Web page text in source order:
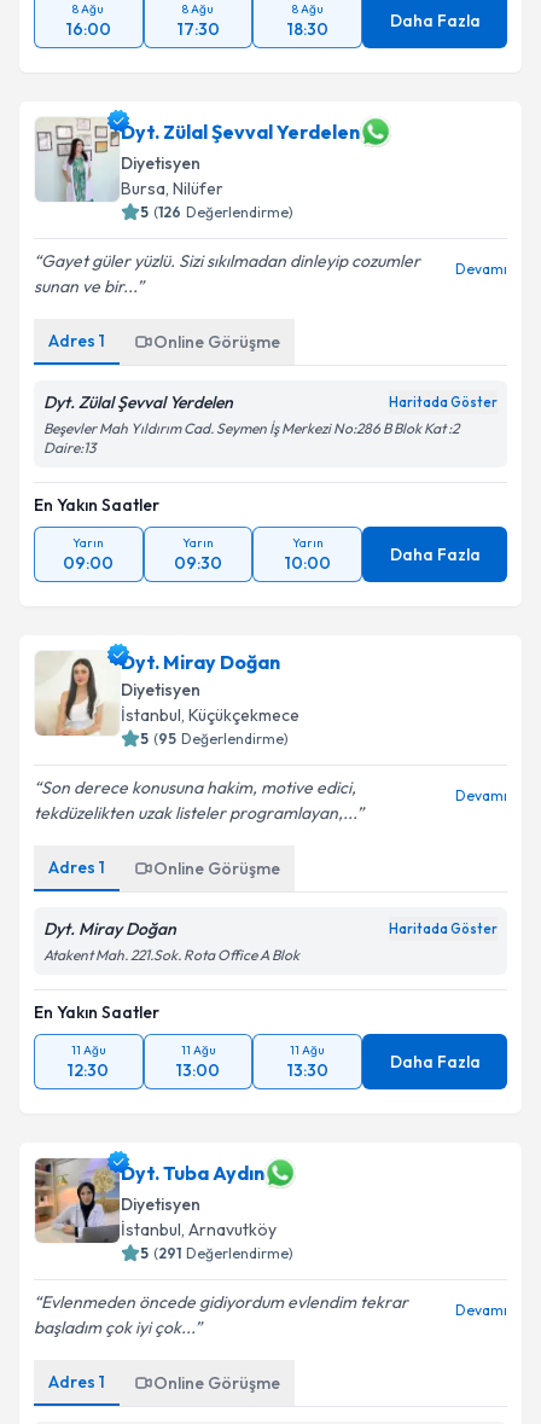
8 Ağu
16:00
8 Ağu
17:30
8 Ağu
18:30 Daha Fazla
Dyt. Zülal Şevval Yerdelen
Diyetisyen
Bursa, Nilüfer
5 (126 Değerlendirme)
Gayet güler yüzlü. Sizi sıkılmadan dinleyip cozumler
sunan ve bir...
Devamı
Adres 1 Online Görüşme
Dyt. Zülal Şevval Yerdelen Haritada Göster
Beşevler Mah Yıldırım Cad. Seymen İş Merkezi No:286 B Blok Kat :2
Daire:13
En Yakın Saatler
Yarın
09:00
Yarın
09:30
Yarın
10:00 Daha Fazla
Dyt. Miray Doğan
Diyetisyen
İstanbul, Küçükçekmece
5 (95 Değerlendirme)
Son derece konusuna hakim, motive edici,
tekdüzelikten uzak listeler programlayan,...
Devamı
Adres 1 Online Görüşme
Dyt. Miray Doğan Haritada Göster
Atakent Mah. 221.Sok. Rota Office A Blok
En Yakın Saatler
11 Ağu
12:30
11 Ağu
13:00
11 Ağu
13:30 Daha Fazla
Dyt. Tuba Aydın
Diyetisyen
İstanbul, Arnavutköy
5 (291 Değerlendirme)
Evlenmeden öncede gidiyordum evlendim tekrar
başladım çok iyi çok...
Devamı
Adres 1 Online Görüşme